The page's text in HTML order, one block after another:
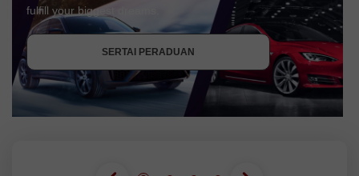
SERTAI PERADUAN
$ 3000 ke dalam akaun dagangan. Setelah memenuhi
syarat ini, anda menjadi peserta kempen.
SERTAI PERADUAN
DAPATKAN BONUS